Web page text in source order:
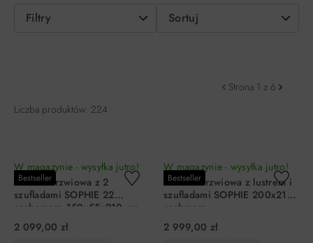
Filtry Sortuj
Liczba produktów: 224
Strona 1 z 6
Bestseller
W magazynie - wysyłka jutro!
Szafa 3-drzwiowa z 2
szufladami SOPHIE 22
cashemere 150x55x210 cm
2 099,00 zł
Bestseller
W magazynie - wysyłka jutro!
Szafa 4-drzwiowa z lustrem i
szufladami SOPHIE 200x210
cashmere
2 999,00 zł